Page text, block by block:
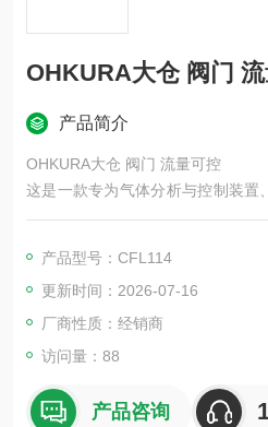
OHKURA大仓
产品简介
OHKURA大仓 阀门 流量可控
这是一款专为气体分析与控制装置
的高性能微型阀门，能够以出色的
控制、半导体 / 化工 / 环保等领域。
产品型号：CFL114
更新时间：2026-07-16
厂商性质：经销商
访问量：88
产品咨询